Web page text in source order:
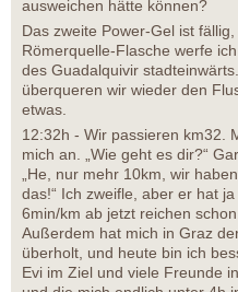
ausweichen hätte können?
Das zweite Power-Gel ist
Römerquelle-Flasche werfe
des Guadalquivir
überqueren wir wieder den
etwas.
12:32h - Wir passieren km32.
mich an. „Wie geht es dir?“
„He, nur mehr 10km, wir
das!“ Ich zweifle, aber er hat
6min/km ab jetzt reichen
Außerdem hat mich in Graz
überholt, und heute bin ich
Evi im Ziel und viele Freunde